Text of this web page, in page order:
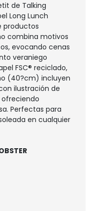
de Talking
Long Lunch
productos
combina motivos
evocando cenas
veraniego
FSC® reciclado,
(40?cm) incluyen
ilustración de
Perfectas para
en cualquier